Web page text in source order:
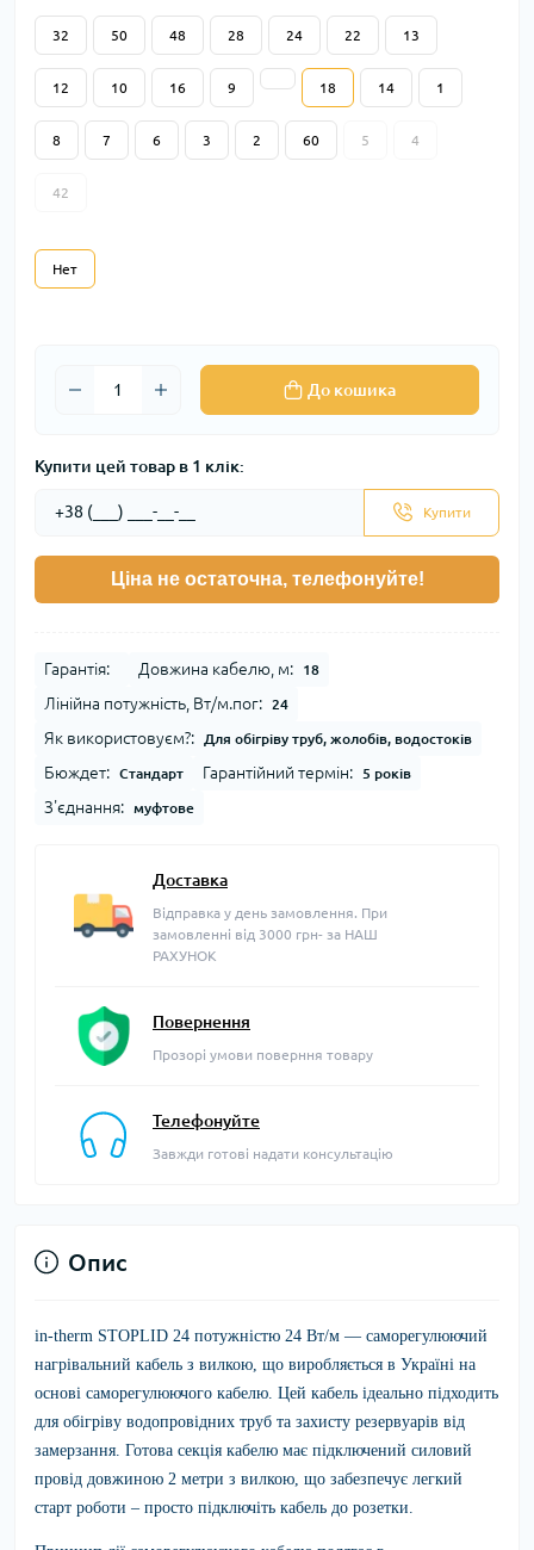
32 50 48 28 24 22 13
12 10 16 9 18 14 1
8 7 6 3 2 60 5 4
42
Нет
До кошика
Купити цей товар в 1 клік:
Купити
Ціна не остаточна, телефонуйте!
Гарантія: Довжина кабелю, м: 18
Лінійна потужність, Вт/м.пог: 24
Як використовуєм?: Для обігріву труб, жолобів, водостоків
Бюждет: Стандарт Гарантійний термін: 5 років
З'єднання: муфтове
Доставка
Відправка у день замовлення. При
замовленні від 3000 грн- за НАШ
РАХУНОК
Повернення
Прозорі умови поверння товару
Телефонуйте
Завжди готові надати консультацію
Опис
in-therm STOPLID 24 потужністю 24 Вт/м — саморегулюючий
нагрівальний кабель з вилкою, що виробляється в Україні на
основі саморегулюючого кабелю. Цей кабель ідеально підходить
для обігріву водопровідних труб та захисту резервуарів від
замерзання. Готова секція кабелю має підключений силовий
провід довжиною 2 метри з вилкою, що забезпечує легкий
старт роботи – просто підключіть кабель до розетки.